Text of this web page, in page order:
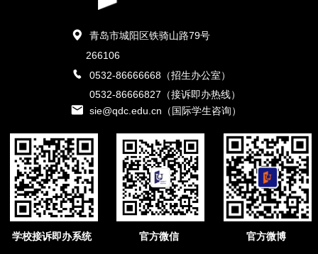
青岛市城阳区铁骑山路79号
266106
0532-86666668（招生办公室）
0532-86666827（接诉即办热线）
sie@qdc.edu.cn（国际学生咨询）
学校接诉即办系统 官方微信 官方微博